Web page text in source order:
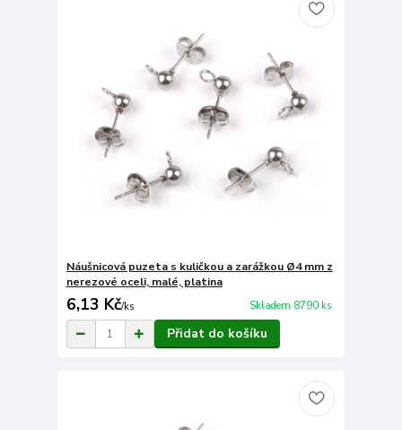
Náušnicová puzeta s kuličkou a zarážkou Ø4 mm z
nerezové oceli, malé, platina
6,13 Kč/ks Skladem 8790 ks
Přidat do košíku